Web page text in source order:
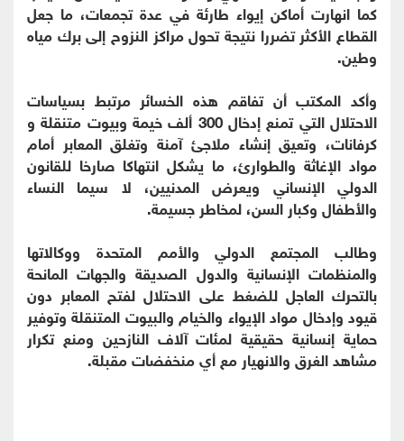
كما انهارت أماكن إيواء طارئة في عدة تجمعات، ما جعل
القطاع الأكثر تضررا نتيجة تحول مراكز النزوح إلى برك مياه
وطين.
وأكد المكتب أن تفاقم هذه الخسائر مرتبط بسياسات
الاحتلال التي تمنع إدخال 300 ألف خيمة وبيوت متنقلة و
كرفانات، وتعيق إنشاء ملاجئ آمنة وتغلق المعابر أمام
مواد الإغاثة والطوارئ، ما يشكل انتهاكا صارخا للقانون
الدولي الإنساني ويعرض المدنيين، لا سيما النساء
والأطفال وكبار السن، لمخاطر جسيمة.
وطالب المجتمع الدولي والأمم المتحدة ووكالاتها
والمنظمات الإنسانية والدول الصديقة والجهات المانحة
بالتحرك العاجل للضغط على الاحتلال لفتح المعابر دون
قيود وإدخال مواد الإيواء والخيام والبيوت المتنقلة وتوفير
حماية إنسانية حقيقية لمئات آلاف النازحين ومنع تكرار
مشاهد الغرق والانهيار مع أي منخفضات مقبلة.